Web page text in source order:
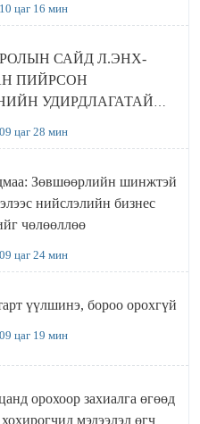
цаг 16 мин
САЙД Л.ЭНХ-
ПИЙРСОН
УДИРДЛАГАТАЙ
цаг 28 мин
Зөвшөөрлийн шинжтэй
нийслэлийн бизнес
чөлөөллөө
цаг 24 мин
үүлшинэ, бороо орохгүй
цаг 19 мин
орохоор захиалга өгөөд
мэдээлэл өгч